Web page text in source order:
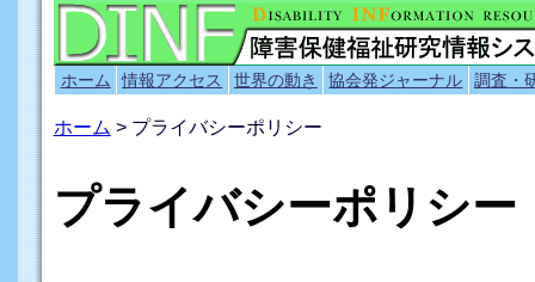
ホーム 情報アクセス 世界の動き 協会発ジャーナル 調査・
ホーム > プライバシーポリシー
プライバシーポリシー